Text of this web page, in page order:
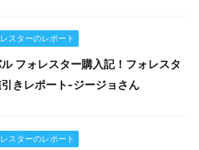
スターのレポート
フォレスター購入記！フォレスタ
きレポート-ジージョさん
スターのレポート